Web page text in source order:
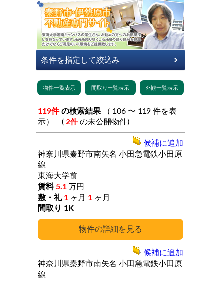
119件 の検索結果
示） ( 2件 の未公開物件)
詳細
神奈川県秦野市南矢名 小田急電鉄小田原
線
東海大学前
5.1 万円
1 ヶ月 1 ヶ月
1K
候補に追加
神奈川県秦野市南矢名 小田急電鉄小田原
線
候補に追加